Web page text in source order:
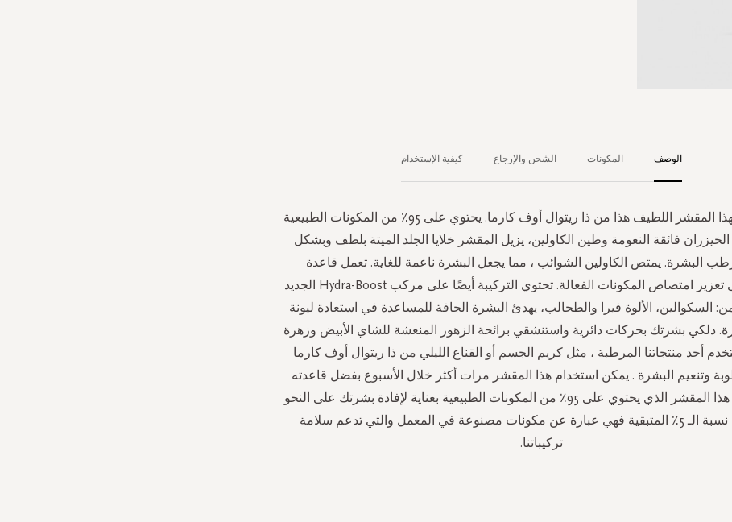
الوصف
دللي نفسك بهذا المقشر اللطيف هذا من ذا ريتوال أوف كارما. يحتوي على 95٪ من المكونات الطبيعية
فائقة النعومة وطين الكاولين، يزيل المقشر خلايا الجلد الميتة بلطف وبشكل
البشرة. يمتص الكاولين الشوائب ، مما يجعل البشرة ناعمة للغاية. تعمل قاعدة
المعجون على تعزيز امتصاص المكونات الفعالة. تحتوي التركيبة أيضًا على مركب Hydra-Boost الجديد
السكوالين، الألوة فيرا والطحالب، يهدئ البشرة الجافة للمساعدة في استعادة ليونة
دلكي بشرتك بحركات دائرية واستنشقي برائحة الزهور المنعشة للشاي الأبيض وزهرة
أحد منتجاتنا المرطبة ، مثل كريم الجسم أو القناع الليلي من ذا ريتوال أوف كارما
وتنعيم البشرة . يمكن استخدام هذا المقشر مرات أكثر خلال الأسبوع بفضل قاعدته
الناعمة. صُنع هذا المقشر الذي يحتوي على 95٪ من المكونات الطبيعية بعناية لإفادة بشرتك على النحو
الأمثل. أما نسبة الـ 5٪ المتبقية فهي عبارة عن مكونات مصنوعة في المعمل والتي تدعم سلامة
تركيباتنا.
المكونات الشحن والإرجاع كيفية الإستخدام